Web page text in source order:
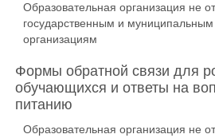
Образовательная организация не
государственным и
организациям
Формы обратной связи для
обучающихся и ответы на
питанию
Образовательная организация не